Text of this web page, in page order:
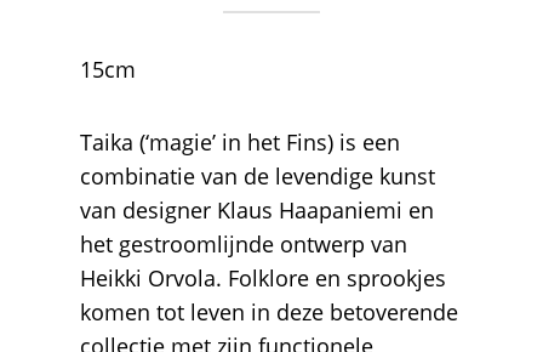
15cm
Taika (‘magie’ in het Fins) is een
combinatie van de levendige kunst
van designer Klaus Haapaniemi en
het gestroomlijnde ontwerp van
Heikki Orvola. Folklore en sprookjes
komen tot leven in deze betoverende
collectie met zijn functionele